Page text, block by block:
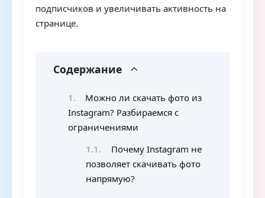
подписчиков и увеличивать активность на
странице.
Содержание
Можно ли скачать фото из
Instagram? Разбираемся с
ограничениями
Почему Instagram не
позволяет скачивать фото
напрямую?